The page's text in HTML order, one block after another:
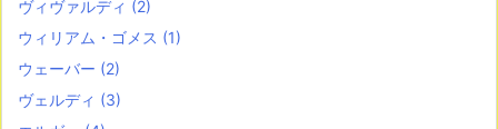
ヴィヴァルディ (2)
ウィリアム・ゴメス (1)
ウェーバー (2)
ヴェルディ (3)